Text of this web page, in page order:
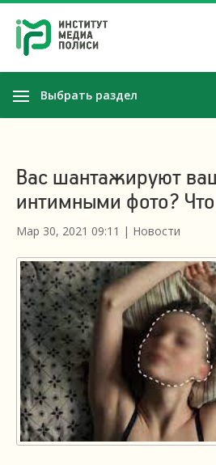
Выбрать раздел
Вас шантажируют
интимными фото?
Мар 30, 2021 09:11 | Новости